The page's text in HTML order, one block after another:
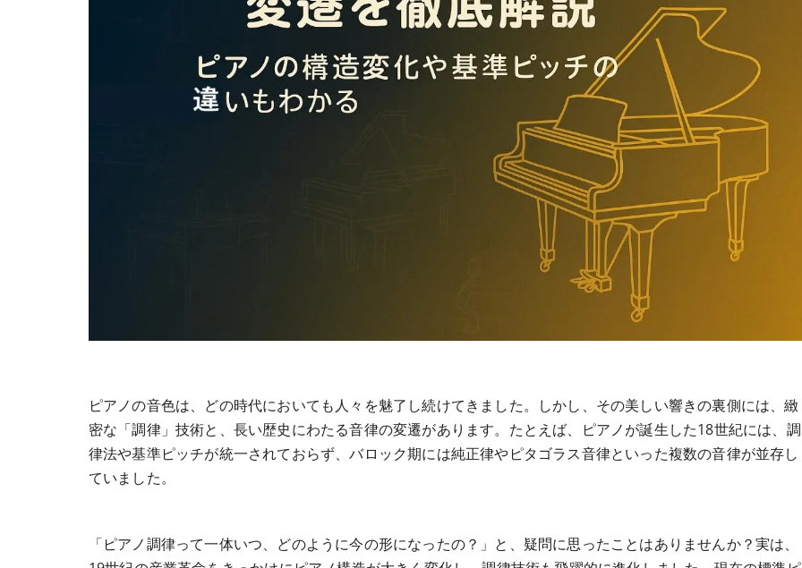
ピアノの音色は、どの時代においても人々を魅了し続けてきました。しかし、その美しい響きの裏側には、緻
密な「調律」技術と、長い歴史にわたる音律の変遷があります。たとえば、ピアノが誕生した18世紀には、調
律法や基準ピッチが統一されておらず、バロック期には純正律やピタゴラス音律といった複数の音律が並存し
ていました。
「ピアノ調律って一体いつ、どのように今の形になったの？」と、疑問に思ったことはありませんか？実は、